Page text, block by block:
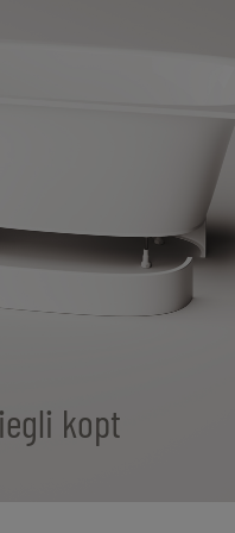
kopt